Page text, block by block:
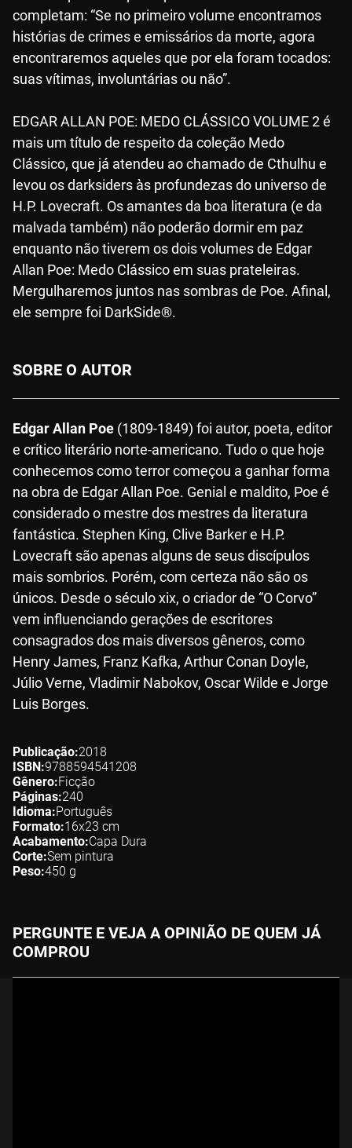
completam: “Se no primeiro volume encontramos
histórias de crimes e emissários da morte, agora
encontraremos aqueles que por ela foram tocados:
suas vítimas, involuntárias ou não”.
EDGAR ALLAN POE: MEDO CLÁSSICO VOLUME 2 é
mais um título de respeito da coleção Medo
Clássico, que já atendeu ao chamado de Cthulhu e
levou os darksiders às profundezas do universo de
H.P. Lovecraft. Os amantes da boa literatura (e da
malvada também) não poderão dormir em paz
enquanto não tiverem os dois volumes de Edgar
Allan Poe: Medo Clássico em suas prateleiras.
Mergulharemos juntos nas sombras de Poe. Afinal,
ele sempre foi DarkSide®.
SOBRE O AUTOR
Edgar Allan Poe (1809-1849) foi autor, poeta, editor
e crítico literário norte-americano. Tudo o que hoje
conhecemos como terror começou a ganhar forma
na obra de Edgar Allan Poe. Genial e maldito, Poe é
considerado o mestre dos mestres da literatura
fantástica. Stephen King, Clive Barker e H.P.
Lovecraft são apenas alguns de seus discípulos
mais sombrios. Porém, com certeza não são os
únicos. Desde o século xix, o criador de “O Corvo”
vem influenciando gerações de escritores
consagrados dos mais diversos gêneros, como
Henry James, Franz Kafka, Arthur Conan Doyle,
Júlio Verne, Vladimir Nabokov, Oscar Wilde e Jorge
Luis Borges.
Publicação 2018
ISBN 9788594541208
Gênero Ficção
Páginas 240
Idioma Português
Formato 16x23 cm
Acabamento Capa Dura
Corte Sem pintura
Peso 450 g
PERGUNTE E VEJA A OPINIÃO DE QUEM JÁ
COMPROU